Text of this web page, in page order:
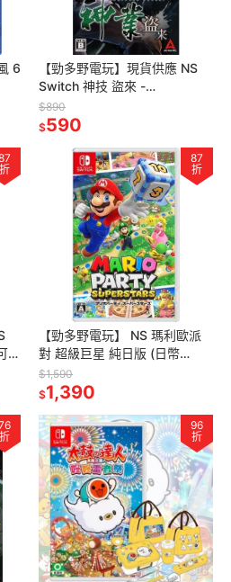
6
【勁多野電玩】現貨供應 NS
Switch 神技 盜來 -
KAMIWAZA TOURAI- 中文版
$890
$590
折
更
87
折
【勁多野電玩】 NS 瑪利歐派
對 超級巨星 純日版 (日幣
6578)可更新中文
$1,590
$1,390
折
96
折